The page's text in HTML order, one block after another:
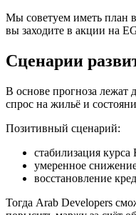
Мы советуем иметь план
вы заходите в акции на
Сценарии
В основе прогноза лежат
спрос на жильё и
Позитивный сценарий:
стабилизация курса
умеренное
восстановление
Тогда Arab Developers